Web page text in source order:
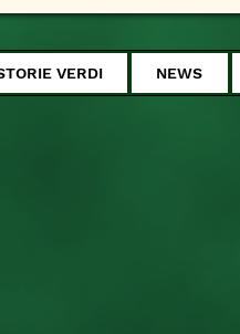
VERDI NEWS